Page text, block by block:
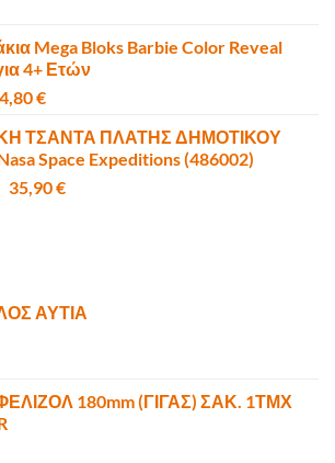
10,00 €.είναι:
6,80 €.
Mega Bloks Barbie Color Reveal
4+ Ετών
Original
€.
4,80€Η
τιμή
είναι:
4,80 €.
ΤΣΑΝΤΑ ΠΛΑΤΗΣ ΔΗΜΟΤΙΚΟΥ
Space Expeditions (486002)
Original
35,90€Η
ΑΥΤΙΑ
180mm (ΓΙΓΑΣ) ΣΑΚ. 1ΤΜΧ